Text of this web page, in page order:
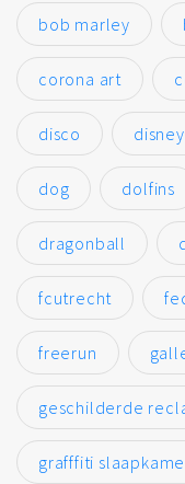
bob marley
corona art
disco disney
dog dolfins
dragonball
fcutrecht
freerun
geschilderde
grafffiti